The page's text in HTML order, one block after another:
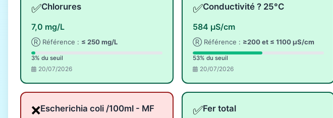
✅Chlorures
7,0 mg/L
Ⓡ Référence : ≤ 250 mg/L
3% du seuil
20/07/2026
✅Conductivité ? 25°C
584 µS/cm
Ⓡ Référence : ≥200 et ≤ 1100 µS/cm
53% du seuil
20/07/2026
❌Escherichia coli /100ml - MF
✅Fer total